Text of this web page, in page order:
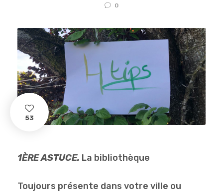
0
53
1ÈRE ASTUCE. La bibliothèque
Toujours présente dans votre ville ou